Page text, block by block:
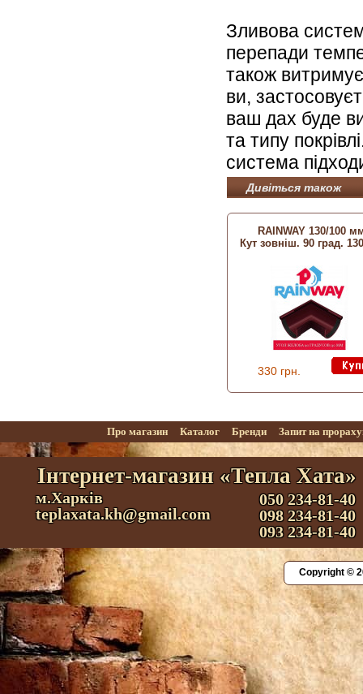
Зливова
перепади
також
ви,
ваш дах буде
та типу
система
Дивіться також
RAINWAY 130/100
Кут зовніш. 90 град.
330 грн.
Про магазин Каталог Бренди Запит на
Інтернет-магазин «Тепла Хата»
м.Харків
teplaxata.kh@gmail.com
050 234-81-40
098 234-81-40
093 234-81-40
Copyright ©